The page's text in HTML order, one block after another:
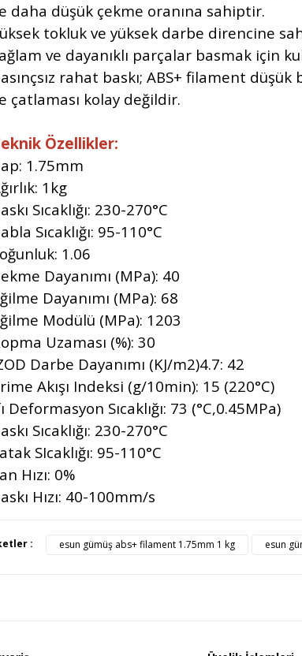
daha düşük çekme oranına sahiptir.
tokluk ve yüksek darbe direncine
ve dayanıklı parçalar basmak için
rahat baskı; ABS+ filament
çatlaması kolay değildir.
Özellikler:
1.75mm
1kg
Sıcaklığı: 230-270°C
Sıcaklığı: 95-110°C
1.06
Dayanımı (MPa): 40
Dayanımı (MPa): 68
Modülü (MPa): 1203
Uzaması (%): 30
Darbe Dayanımı (KJ/m2)4.7: 42
Akışı Indeksi (g/10min): 15 (220°C)
Deformasyon Sıcaklığı: 73 (°C,0.45MPa)
Sıcaklığı: 230-270°C
SIcaklığı: 95-110°C
Hızı: 0%
Hızı: 40-100mm/s
Bu ürünün fiyat bilgisi, resim, ürün açıklamalarında ve diğer
: esun gümüş abs+ filament 1.75mm 1 kg esun